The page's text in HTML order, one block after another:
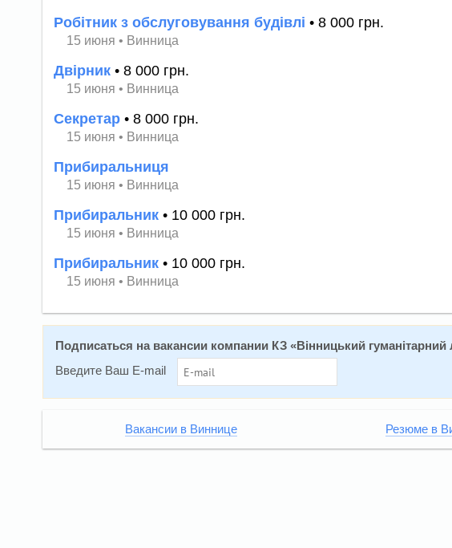
Робітник з обслуговування будівлі • 8 000 грн.
15 июня • Винница
Двірник • 8 000 грн.
15 июня • Винница
Секретар • 8 000 грн.
15 июня • Винница
Прибиральниця
15 июня • Винница
Прибиральник • 10 000 грн.
15 июня • Винница
Прибиральник • 10 000 грн.
15 июня • Винница
Подписаться на вакансии компании КЗ «Вінницький
Введите Ваш E-mail
Вакансии в Виннице Резюме в